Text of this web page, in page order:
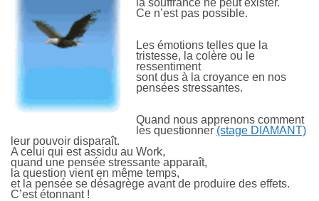
la souffrance ne peut exister.
Ce n’est pas possible.
Les émotions telles que la
tristesse, la colère ou le
ressentiment
sont dus à la croyance en nos
pensées stressantes.
Quand nous apprenons comment
les questionner (stage DIAMANT)
leur pouvoir disparaît.
A celui qui est assidu au Work,
quand une pensée stressante apparaît,
la question vient en même temps,
et la pensée se désagrège avant de produire des effets.
C’est étonnant !